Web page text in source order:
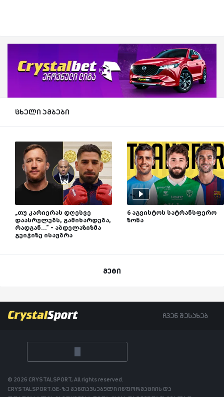
ცხელი ამბები
„თუ კარიერას დღესვე
დაასრულებს, გამიხარდება,
რადგან...“ - აბდელაზიზმა
გეიჯიზე ისაუბრა
6 აგვისტოს სატრანსფერო
ზონა
მეტი
ჩვენ შესახებ
© 2026 CRYSTALSPORT, All rights reserved.
CRYSTALSPORT.GE-ზე განთავსებული ინფორმაციის და